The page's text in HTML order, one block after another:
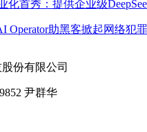
化首秀：提供企业级DeepSee
Operator助黑客掀起网络犯
尹群华